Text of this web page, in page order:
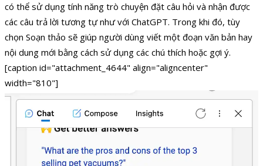
có thể sử dụng tính năng trò chuyện đặt câu hỏi và nhận được
các câu trả lời tương tự như với ChatGPT. Trong khi đó, tùy
chọn Soạn thảo sẽ giúp người dùng viết một đoạn văn bản hay
nội dung mới bằng cách sử dụng các chú thích hoặc gợi ý.
[caption id="attachment_4644" align="aligncenter"
width="810"]